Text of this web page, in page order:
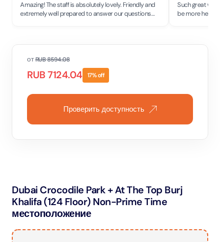
Amazing! The staff is absolutely lovely. Friendly and
extremely well prepared to answer our questions
Such great
be more
Dubai Crocodile Park + At The Top Burj
Khalifa (124 Floor) Non-Prime Time
местоположение
отRUB8594.08
RUB7124.04 17% off
Проверить доступность